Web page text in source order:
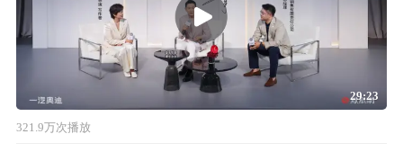
29:23
321.9万次播放